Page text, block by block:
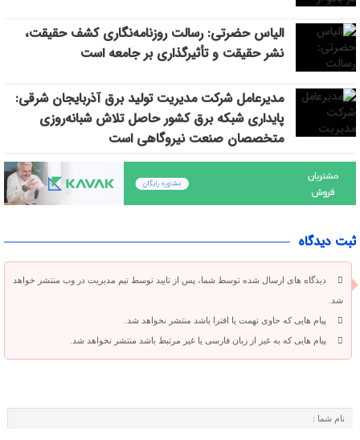
الیاس حضرتی: رسالت روزنامه‌نگاری کشف حقیقت،
نشر حقیقت و تأثیرگذاری بر جامعه است
مدیرعامل شرکت مدیریت تولید برق آذربایجان شرقی:
پایداری شبکه برق کشور حاصل تلاش شبانه‌روزی
متخصصان صنعت نیروگاهی است
ثبت دیدگاه
دیدگاه های ارسال شده توسط شما، پس از تایید توسط تیم مدیریت در وب منتشر خواهد
شد.
پیام هایی که حاوی تهمت یا افترا باشد منتشر نخواهد شد.
پیام هایی که به غیر از زبان فارسی یا غیر مرتبط باشد منتشر نخواهد شد.